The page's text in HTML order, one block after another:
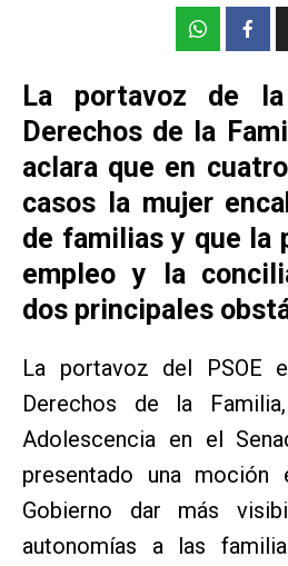
La portavoz de
Derechos de la
aclara que en
casos la mujer
de familias y que la
empleo y la
dos principales
La portavoz del PSOE
Derechos de la
Adolescencia en el
presentado una
Gobierno dar más
autonomías a las